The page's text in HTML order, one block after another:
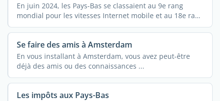
En juin 2024, les Pays-Bas se classaient au 9e rang
mondial pour les vitesses Internet mobile et au 18e rang
...
Se faire des amis à Amsterdam
En vous installant à Amsterdam, vous avez peut-être
déjà des amis ou des connaissances ...
Les impôts aux Pays-Bas